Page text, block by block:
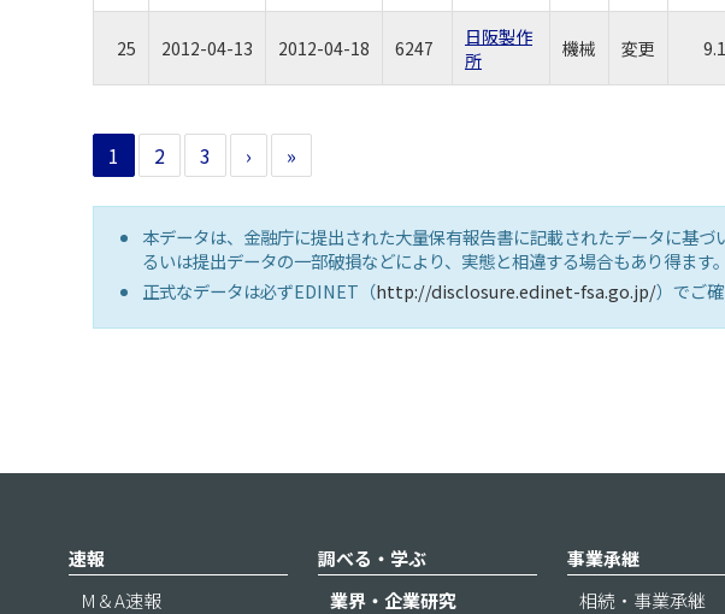
25 2012-04-13 2012-04-18 6247
日阪製作
所
機械 変更 9.1
1 2 3 › »
本データは、金融庁に提出された大量保有報告書に記載されたデータに基
るいは提出データの一部破損などにより、実態と相違する場合もあり得ます。
正式なデータは必ずEDINET（http://disclosure.edinet-fsa.go.jp/）でご確
速報
M＆A速報
調べる・学ぶ
業界・企業研究
事業承継
相続・事業承継